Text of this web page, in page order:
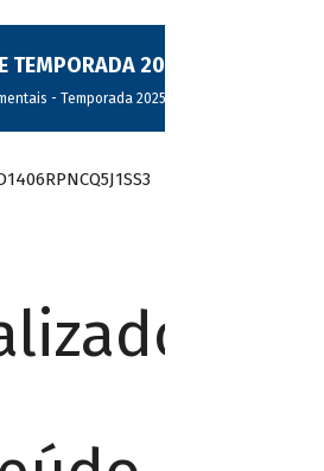
TEMPORADA 2025
- Temporada 2025